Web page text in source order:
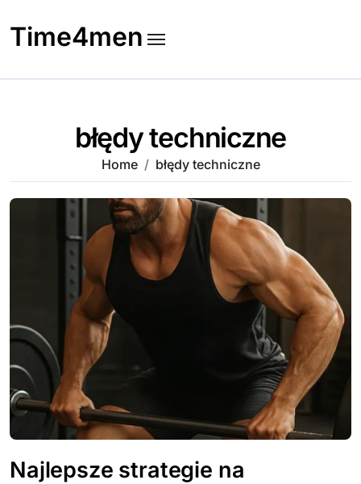
to
content
Time4men
błędy techniczne
Home błędy techniczne
Najlepsze strategie na